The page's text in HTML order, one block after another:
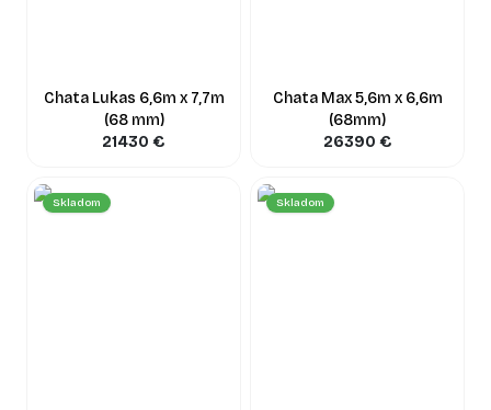
Chata Lukas 6,6m x 7,7m
(68 mm)
21430 €
Chata Max 5,6m x 6,6m
(68mm)
26390 €
Skladom Skladom